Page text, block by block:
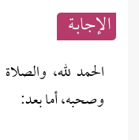
الإجابــة
الحمد لله،
وصحبه، أما بعد: